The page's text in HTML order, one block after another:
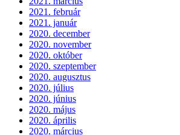
2021. február
2021. január
2020. december
2020. november
2020. október
2020. szeptember
2020. augusztus
2020. július
2020. június
2020. május
2020. április
2020. március